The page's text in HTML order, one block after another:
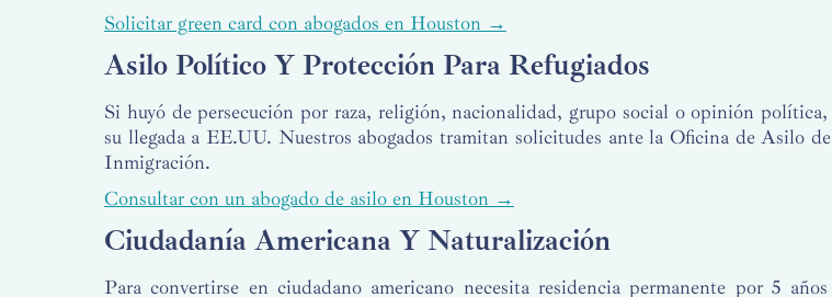
Solicitar green card con abogados en Houston →
Asilo Político Y Protección Para Refugiados
Si huyó de persecución por raza, religión, nacionalidad, grupo social o opinión
su llegada a EE.UU. Nuestros abogados tramitan solicitudes ante la Oficina de Asilo
Inmigración.
Consultar con un abogado de asilo en Houston →
Ciudadanía Americana Y Naturalización
Para convertirse en ciudadano americano necesita residencia permanente por 5